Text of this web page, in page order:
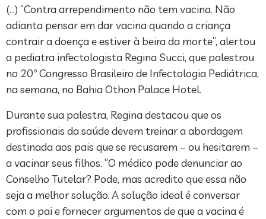
(…) “Contra arrependimento não tem vacina. Não
adianta pensar em dar vacina quando a criança
contrair a doença e estiver à beira da morte”, alertou
a pediatra infectologista Regina Succi, que palestrou
no 20º Congresso Brasileiro de Infectologia Pediátrica,
na semana, no Bahia Othon Palace Hotel.
Durante sua palestra, Regina destacou que os
profissionais da saúde devem treinar a abordagem
destinada aos pais que se recusarem – ou hesitarem –
a vacinar seus filhos. “O médico pode denunciar ao
Conselho Tutelar? Pode, mas acredito que essa não
seja a melhor solução. A solução ideal é conversar
com o pai e fornecer argumentos de que a vacina é